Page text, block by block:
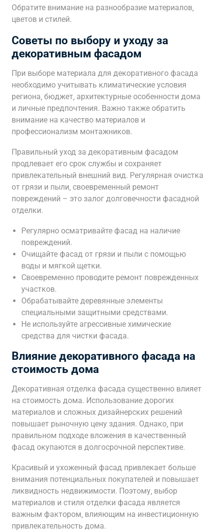
Обратите внимание на разнообразие материалов‚
цветов и стилей.
Советы по выбору и уходу за
декоративным фасадом
При выборе материала для декоративного фасада
необходимо учитывать климатические условия
региона‚ бюджет‚ архитектурные особенности дома
и личные предпочтения. Важно также обратить
внимание на качество материалов и
профессионализм монтажников.
Правильный уход за декоративным фасадом
продлевает его срок службы и сохраняет
привлекательный внешний вид. Регулярная очистка
от грязи и пыли‚ своевременный ремонт
повреждений – это залог долговечности фасадной
отделки.
Регулярно осматривайте фасад на наличие
повреждений.
Очищайте фасад от грязи и пыли с помощью
воды и мягкой щетки.
Своевременно проводите ремонт поврежденных
участков.
Обрабатывайте деревянные элементы
специальными защитными средствами.
Не используйте агрессивные химические
средства для чистки фасада.
Влияние декоративного фасада на
стоимость дома
Декоративная отделка фасада существенно влияет
на стоимость дома. Использование дорогих
материалов и сложных дизайнерских решений
повышает рыночную цену здания. Однако‚ при
правильном подходе вложения в качественный
фасад окупаются в долгосрочной перспективе.
Красивый и ухоженный фасад привлекает больше
внимания потенциальных покупателей и повышает
ликвидность недвижимости. Поэтому‚ выбор
материалов и стиля отделки фасада является
важным фактором‚ влияющим на инвестиционную
привлекательность дома.